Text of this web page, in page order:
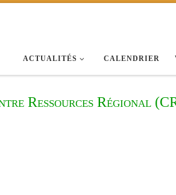
ACTUALITÉS CALENDRIER
Ressources Régional
d’outils